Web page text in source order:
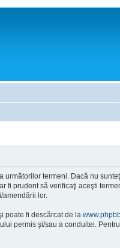
termeni. Dacă nu
prudent să verificaţi aceşti
lor.
poate fi descărcat de la
permis şi/sau a conduitei.